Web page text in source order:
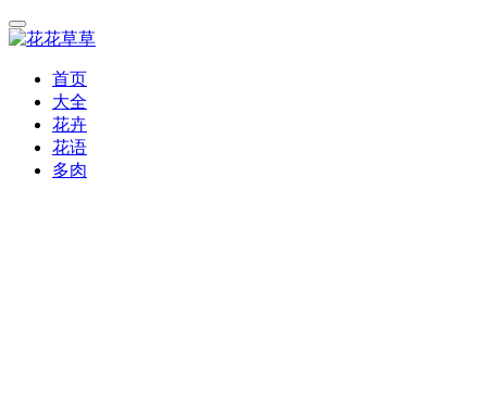
首页
大全
花卉
花语
多肉